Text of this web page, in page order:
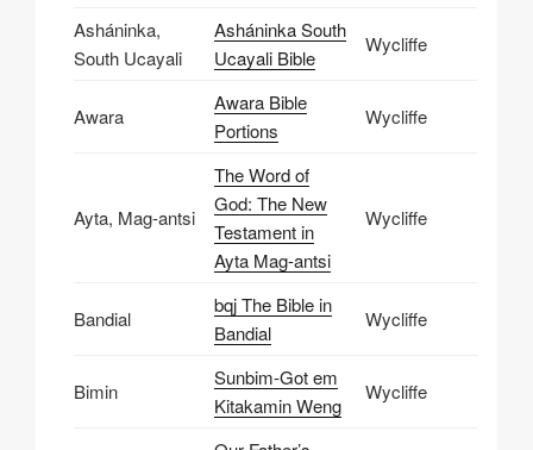
Asháninka,
South Ucayali
Asháninka South
Ucayali Bible
Wycliffe
Awara
Awara Bible
Portions
Wycliffe
Ayta, Mag-antsi
The Word of
God: The New
Testament in
Ayta Mag-antsi
Wycliffe
Bandial
bqj The Bible in
Bandial
Wycliffe
Bimin
Sunbim-Got em
Kitakamin Weng
Wycliffe